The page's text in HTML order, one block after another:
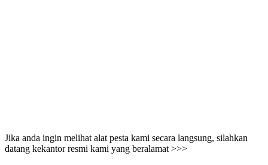
Jika anda ingin melihat alat pesta kami secara langsung, silahkan
datang kekantor resmi kami yang beralamat >>>